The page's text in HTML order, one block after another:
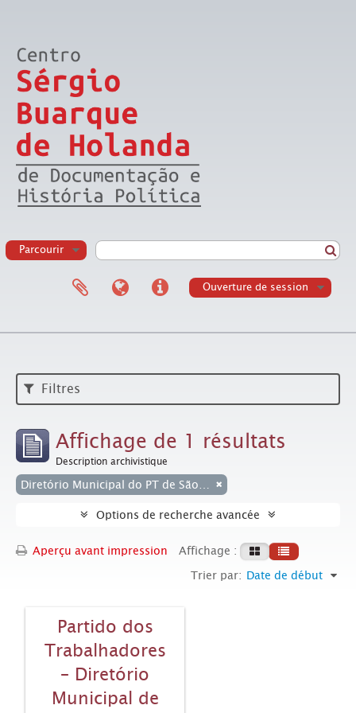
Parcourir
Ouverture de session
Filtres
Affichage de 1 résultats
Description archivistique
Options de recherche avancée
Aperçu avant impression
Affichage :
Trier par: Date de début
Partido dos
Trabalhadores
– Diretório
Municipal de